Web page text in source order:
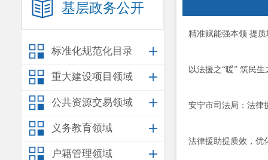
基层政务公开
标准化规范化目录
重大建设项目领域
公共资源交易领域
义务教育领域
户籍管理领域
精准赋能强本领 提
以法援之“暖” 筑民生
安宁市司法局：法律
法律援助提质效，优